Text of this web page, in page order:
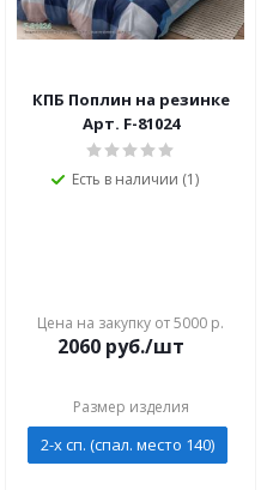
КПБ Поплин на резинке
Арт. F-81024
Есть в наличии (1)
Цена на закупку от 5000 р.
2060 руб./шт
Размер изделия
2-х сп. (спал. место 140)